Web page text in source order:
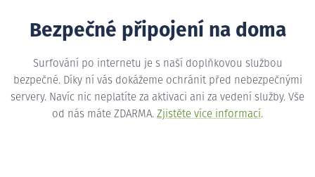
Bezpečné připojení na doma
Surfování po internetu je s naší doplňkovou službou
bezpečné. Díky ní vás dokážeme ochránit před nebezpečnými
servery. Navíc nic neplatíte za aktivaci ani za vedení služby. Vše
od nás máte ZDARMA. Zjistěte více informací.